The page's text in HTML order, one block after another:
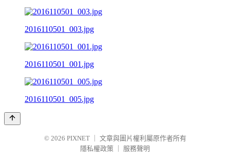
2016110501_003.jpg
2016110501_001.jpg
2016110501_005.jpg
© 2026 PIXNET
文章與圖片權利屬原作者所有
隱私權政策
服務聲明